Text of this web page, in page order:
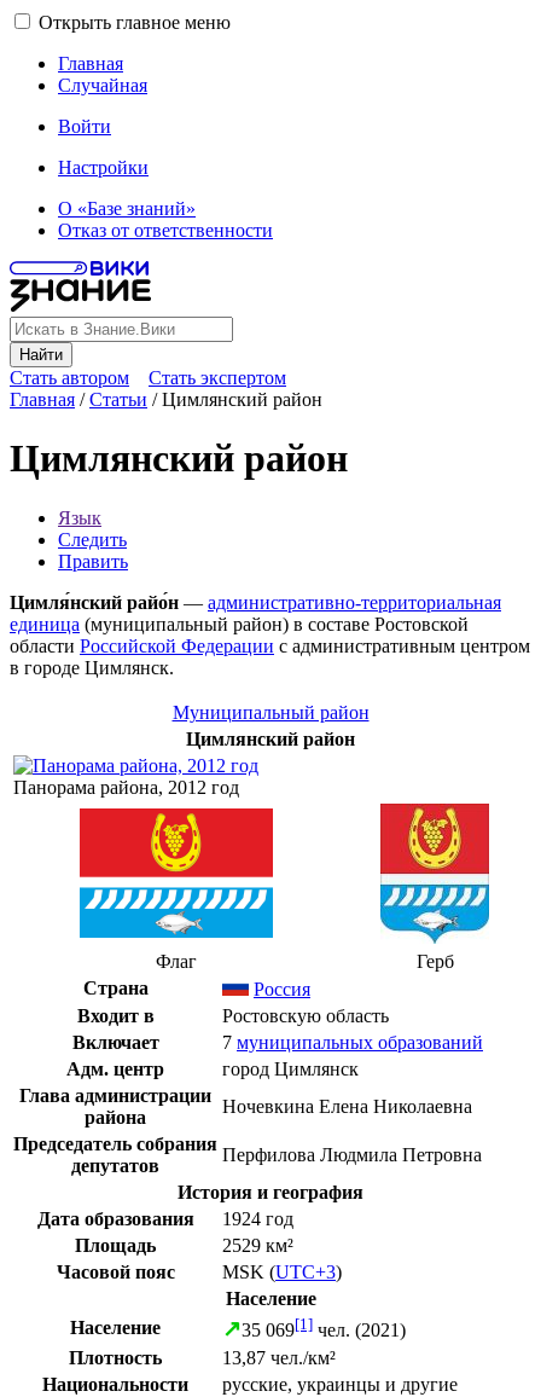
Открыть главное меню
Главная
Случайная
Войти
Настройки
О «Базе знаний»
Отказ от ответственности
Найти
Стать автором
Стать экспертом
Главная /Статьи /Цимлянский район
Цимлянский район
Язык
Следить
Править
Цимля́нский райо́н — административно-территориальная
единица (муниципальный район) в составе Ростовской
области Российской Федерации с административным центром
в городе Цимлянск.
Муниципальный район
Цимлянский район
Панорама района, 2012 год
Флаг
Герб
Страна
Россия
Входит в
Ростовскую область
Включает
7 муниципальных образований
Адм. центр
город Цимлянск
Глава администрации
района
Ночевкина Елена Николаевна
Председатель собрания
депутатов
Перфилова Людмила Петровна
История и география
Дата образования
1924 год
Площадь
2529 км²
Часовой пояс
MSK (UTC+3)
Население
Население
↗35 069[1] чел. (2021)
Плотность
13,87 чел./км²
Национальности
русские, украинцы и другие